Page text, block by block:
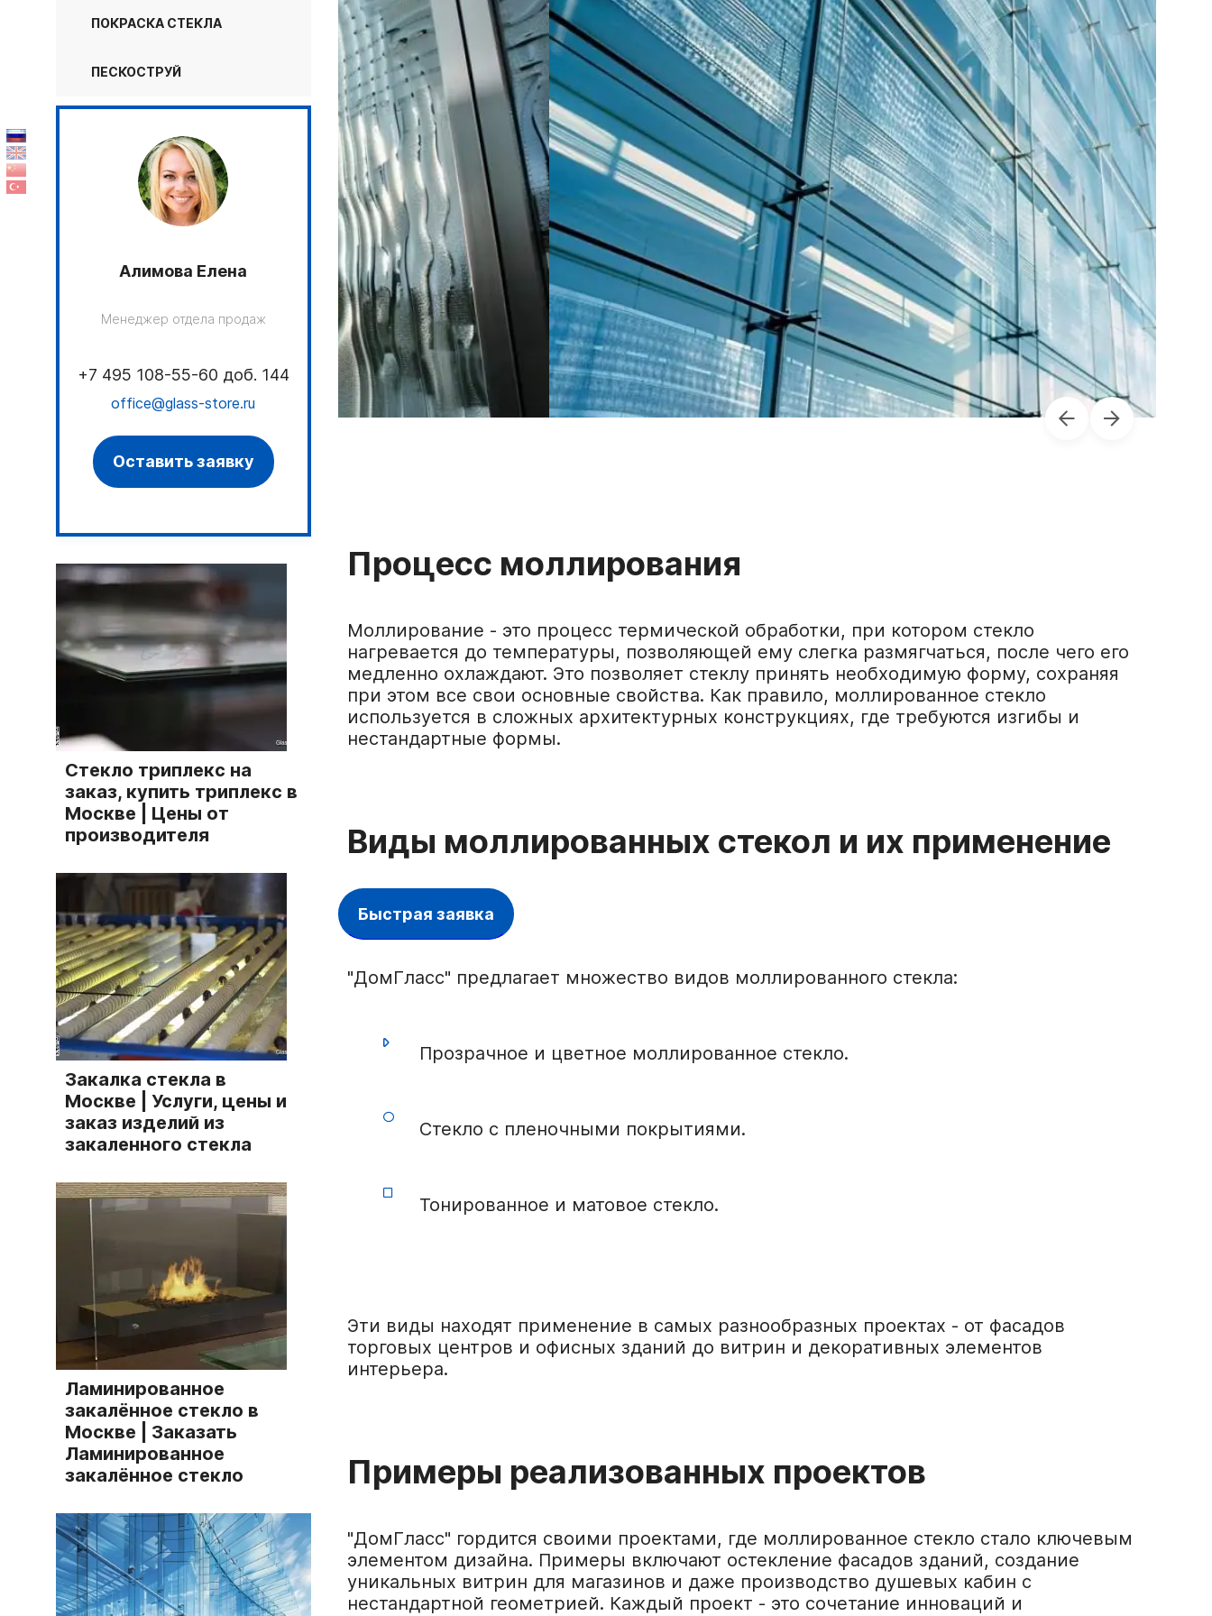
лестниц
Стеклянные лестницы на
заказ
Стеклянные фасады
Стеклянные витрины
Стекло для дверей
Стеклянные панели для стен
Полы из стекла
Декоративное стекло
Стекло moru
Рифленое стекло
Процесс моллирования
Моллирование - это процесс термической обработки, при котором стекло
нагревается до температуры, позволяющей ему слегка размягчаться, после чего его
медленно охлаждают. Это позволяет стеклу принять необходимую форму, сохраняя
при этом все свои основные свойства. Как правило, моллированное стекло
используется в сложных архитектурных конструкциях, где требуются изгибы и
нестандартные формы.
Виды моллированных стекол и их применение
Быстрая заявка
"ДомГласс" предлагает множество видов моллированного стекла:
Прозрачное и цветное моллированное стекло.
Стекло с пленочными покрытиями.
Тонированное и матовое стекло.
Эти виды находят применение в самых разнообразных проектах - от фасадов
торговых центров и офисных зданий до витрин и декоративных элементов
интерьера.
Примеры реализованных проектов
"ДомГласс" гордится своими проектами, где моллированное стекло стало ключевым
элементом дизайна. Примеры включают остекление фасадов зданий, создание
уникальных витрин для магазинов и даже производство душевых кабин с
нестандартной геометрией. Каждый проект - это сочетание инноваций и
ПОКРАСКА СТЕКЛА
ПЕСКОСТРУЙ
Алимова Елена
Менеджер отдела продаж
+7 495 108-55-60 доб. 144
office@glass-store.ru
Оставить заявку
Стекло триплекс на
заказ, купить триплекс в
Москве | Цены от
производителя
Закалка стекла в
Москве | Услуги, цены и
заказ изделий из
закаленного стекла
Ламинированное
закалённое стекло в
Москве | Заказать
Ламинированное
закалённое стекло